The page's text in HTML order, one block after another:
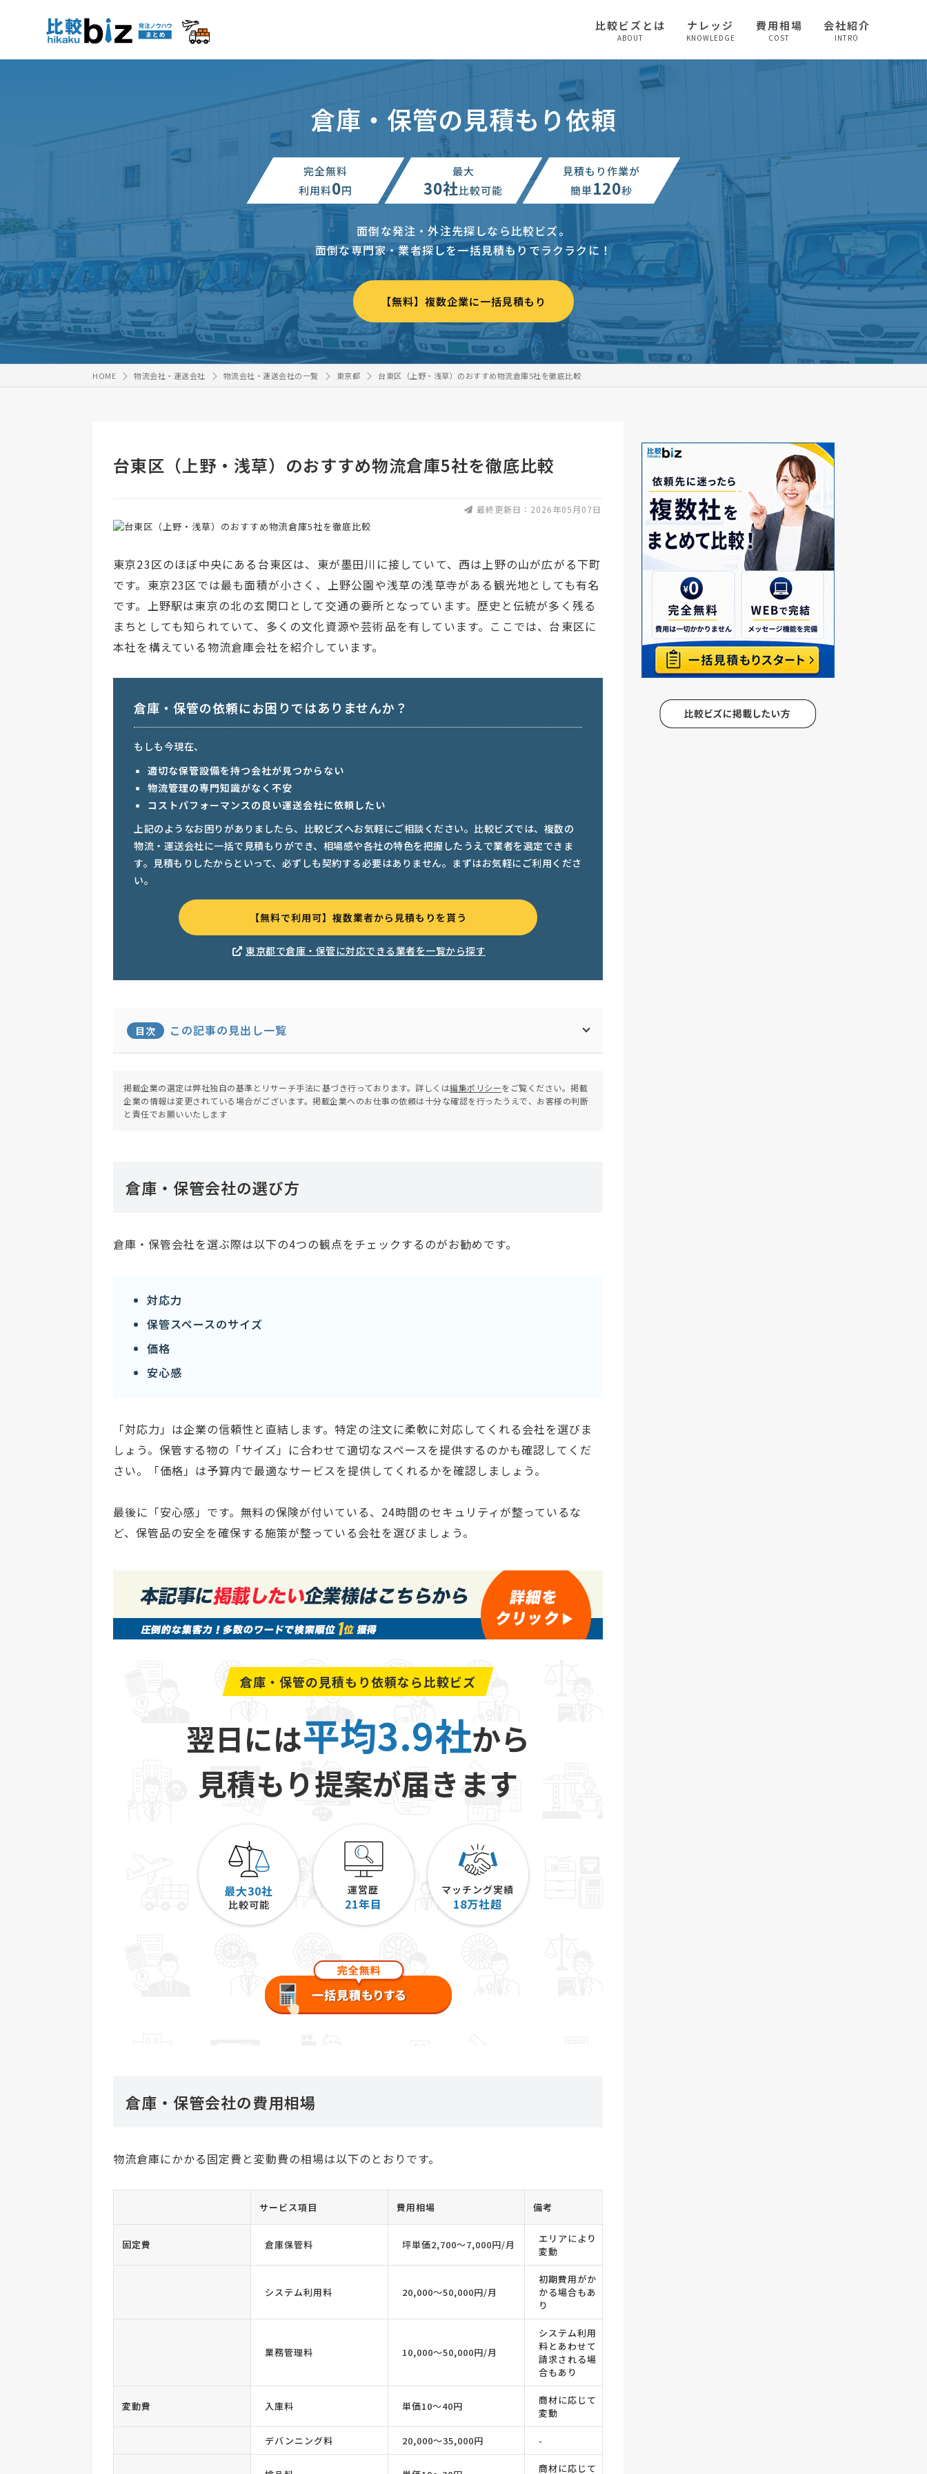
比較ビズとは
ABOUT
ナレッジ
KNOWLEDGE
費用相場
COST
会社紹介
INTRO
倉庫・保管の見積もり依頼
完全無料
利用料0円
最大
30社比較可能
見積もり作業が
簡単120秒
面倒な発注・外注先探しなら比較ビズ。
面倒な専門家・業者探しを一括見積もりでラクラクに！
【無料】複数企業に一括見積もり
HOME 物流会社・運送会社 物流会社・運送会社の一覧 東京都 台東区（上野・浅草）のおすすめ物流倉庫5社を徹底比較
台東区（上野・浅草）のおすすめ物流倉庫5社を徹底比較
最終更新日：2026年05月07日
東京23区のほぼ中央にある台東区は、東が墨田川に接していて、西は上野の山が広がる下町
です。東京23区では最も面積が小さく、上野公園や浅草の浅草寺がある観光地としても有名
です。上野駅は東京の北の玄関口として交通の要所となっています。歴史と伝統が多く残る
まちとしても知られていて、多くの文化資源や芸術品を有しています。ここでは、台東区に
本社を構えている物流倉庫会社を紹介しています。
倉庫・保管の依頼にお困りではありませんか？
もしも今現在、
適切な保管設備を持つ会社が見つからない
物流管理の専門知識がなく不安
コストパフォーマンスの良い運送会社に依頼したい
上記のようなお困りがありましたら、比較ビズへお気軽にご相談ください。比較ビズでは、複数の
物流・運送会社に一括で見積もりができ、相場感や各社の特色を把握したうえで業者を選定できま
す。見積もりしたからといって、必ずしも契約する必要はありません。まずはお気軽にご利用くださ
い。
【無料で利用可】複数業者から見積もりを貰う
東京都で倉庫・保管に対応できる業者を一覧から探す
目次 この記事の見出し一覧
掲載企業の選定は弊社独自の基準とリサーチ手法に基づき行っております。詳しくは編集ポリシーをご覧ください。掲載
企業の情報は変更されている場合がございます。掲載企業へのお仕事の依頼は十分な確認を行ったうえで、お客様の判断
と責任でお願いいたします
倉庫・保管会社の選び方
倉庫・保管会社を選ぶ際は以下の4つの観点をチェックするのがお勧めです。
対応力
保管スペースのサイズ
価格
安心感
「対応力」は企業の信頼性と直結します。特定の注文に柔軟に対応してくれる会社を選びま
しょう。保管する物の「サイズ」に合わせて適切なスペースを提供するのかも確認してくだ
さい。「価格」は予算内で最適なサービスを提供してくれるかを確認しましょう。
最後に「安心感」です。無料の保険が付いている、24時間のセキュリティが整っているな
ど、保管品の安全を確保する施策が整っている会社を選びましょう。
倉庫・保管の見積もり依頼なら比較ビズ
翌日には平均3.9社から
見積もり提案が届きます
最大30社
比較可能
運営歴
21年目
マッチング実績
18万社超
倉庫・保管会社の費用相場
物流倉庫にかかる固定費と変動費の相場は以下のとおりです。
サービス項目 費用相場 備考
固定費 倉庫保管料 坪単価2,700〜7,000円/月
エリアにより
変動
システム利用料 20,000〜50,000円/月
初期費用がか
かる場合もあ
り
業務管理料 10,000〜50,000円/月
システム利用
料とあわせて
請求される場
合もあり
変動費 入庫料 単価10〜40円
商材に応じて
変動
デバンニング料 20,000〜35,000円 -
商材に応じて